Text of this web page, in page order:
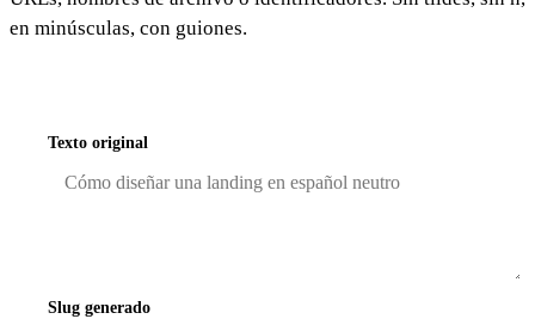
en minúsculas, con guiones.
Texto original
Slug generado